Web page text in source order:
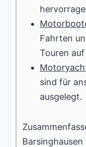
Fahrten
Touren auf
sind für
ausgelegt.